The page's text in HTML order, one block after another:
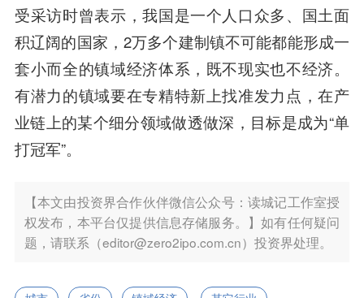
受采访时曾表示，我国是一个人口众多、国土面
积辽阔的国家，2万多个建制镇不可能都能形成一
套小而全的镇域经济体系，既不现实也不经济。
有潜力的镇域要在专精特新上找准发力点，在产
业链上的某个细分领域做透做深，目标是成为“单
打冠军”。
【本文由投资界合作伙伴微信公众号：读城记工作室授
权发布，本平台仅提供信息存储服务。】如有任何疑问
题，请联系（editor@zero2ipo.com.cn）投资界处理。